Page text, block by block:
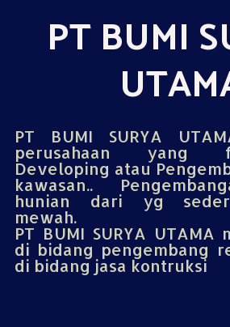
PT BUMI
PT BUMI SURYA
perusahaan yang
Developing atau
kawasan..
hunian dari yg
mewah.
PT BUMI SURYA UTAMA
di bidang pengembang
di bidang jasa kontruksi